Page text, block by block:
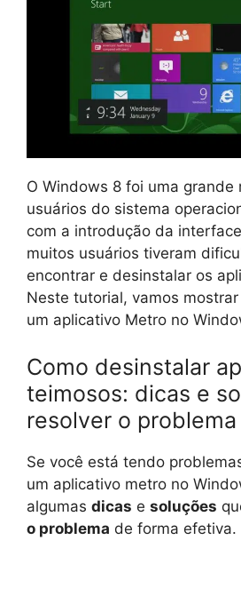
O Windows 8 foi uma grande
usuários do sistema
com a introdução da
muitos usuários tiveram
encontrar e desinstalar os
Neste tutorial, vamos
um aplicativo Metro no
Como desinstalar
teimosos: dicas e
resolver o problema
Se você está tendo
um aplicativo metro no
algumas dicas e soluções
o problema de forma efetiva.